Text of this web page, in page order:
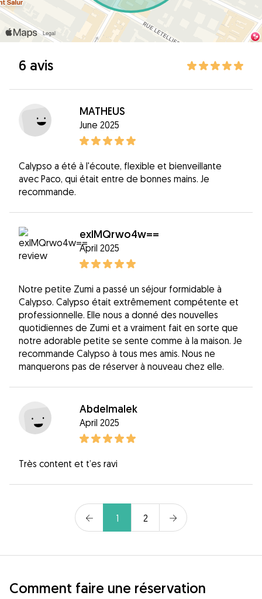
6 avis
MATHEUS
June 2025
Calypso a été à l'écoute, flexible et bienveillante
avec Paco, qui était entre de bonnes mains. Je
recommande.
exlMQrwo4w==
April 2025
Notre petite Zumi a passé un séjour formidable à
Calypso. Calypso était extrêmement compétente et
professionnelle. Elle nous a donné des nouvelles
quotidiennes de Zumi et a vraiment fait en sorte que
notre adorable petite se sente comme à la maison. Je
recommande Calypso à tous mes amis. Nous ne
manquerons pas de réserver à nouveau chez elle.
Abdelmalek
April 2025
Très content et t’es ravi
1 2
Comment faire une réservation